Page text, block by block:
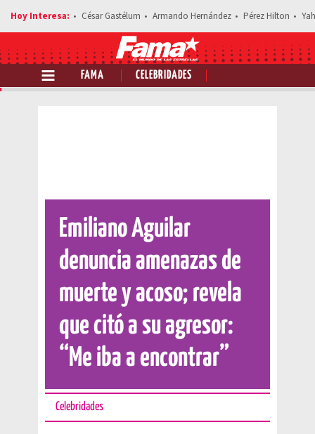
César Gastélum Armando Hernández Pérez Hilton
FAMA CELEBRIDADES
Comparte esta noticia
Emiliano Aguilar
denuncia amenazas de
muerte y acoso; revela
que citó a su agresor:
“Me iba a encontrar”
Celebridades